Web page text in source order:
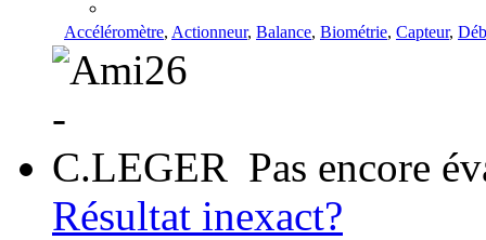
Accéléromètre, Actionneur, Balance, Biométrie, Capteur,
Pas encore
Résultat inexact?